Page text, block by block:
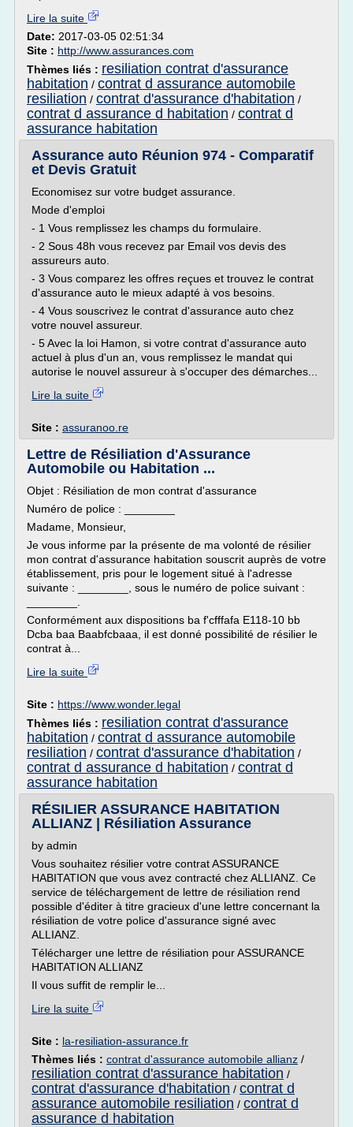
Lire la suite
Date: 2017-03-05 02:51:34
Site : http://www.assurances.com
Thèmes liés : resiliation contrat d'assurance
habitation / contrat d assurance automobile
resiliation / contrat d'assurance d'habitation /
contrat d assurance d habitation / contrat d
assurance habitation
Assurance auto Réunion 974 - Comparatif
et Devis Gratuit
Economisez sur votre budget assurance.
Mode d'emploi
- 1 Vous remplissez les champs du formulaire.
- 2 Sous 48h vous recevez par Email vos devis des
assureurs auto.
- 3 Vous comparez les offres reçues et trouvez le contrat
d'assurance auto le mieux adapté à vos besoins.
- 4 Vous souscrivez le contrat d'assurance auto chez
votre nouvel assureur.
- 5 Avec la loi Hamon, si votre contrat d'assurance auto
actuel à plus d'un an, vous remplissez le mandat qui
autorise le nouvel assureur à s'occuper des démarches...
Lire la suite
Site : assuranoo.re
Lettre de Résiliation d'Assurance
Automobile ou Habitation ...
Objet : Résiliation de mon contrat d'assurance
Numéro de police : ________
Madame, Monsieur,
Je vous informe par la présente de ma volonté de résilier
mon contrat d'assurance habitation souscrit auprès de votre
établissement, pris pour le logement situé à l'adresse
suivante : ________, sous le numéro de police suivant :
Conformément aux dispositions ba f'cfffafa E118-10 bb
Dcba baa Baabfcbaaa, il est donné possibilité de résilier le
contrat à...
Lire la suite
Site : https://www.wonder.legal
Thèmes liés : resiliation contrat d'assurance
habitation / contrat d assurance automobile
resiliation / contrat d'assurance d'habitation /
contrat d assurance d habitation / contrat d
assurance habitation
RÉSILIER ASSURANCE HABITATION
ALLIANZ | Résiliation Assurance
by admin
Vous souhaitez résilier votre contrat ASSURANCE
HABITATION que vous avez contracté chez ALLIANZ. Ce
service de téléchargement de lettre de résiliation rend
possible d'éditer à titre gracieux d'une lettre concernant la
résiliation de votre police d'assurance signé avec
ALLIANZ.
Télécharger une lettre de résiliation pour ASSURANCE
HABITATION ALLIANZ
Il vous suffit de remplir le...
Lire la suite
Site : la-resiliation-assurance.fr
Thèmes liés : contrat d'assurance automobile allianz /
resiliation contrat d'assurance habitation /
contrat d'assurance d'habitation / contrat d
assurance automobile resiliation / contrat d
assurance d habitation